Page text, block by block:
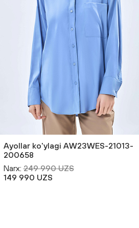
Ayollar ko'ylagi AW23WES-21013-
200658
Narx: 249 990 UZS
149 990 UZS